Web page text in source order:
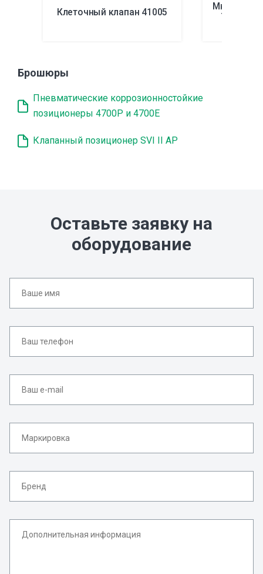
Клеточный клапан 41005 78400/
Брошюры
Пневматические коррозионностойкие
позиционеры 4700P и 4700E
Клапанный позиционер SVI II AP
Оставьте заявку на
оборудование